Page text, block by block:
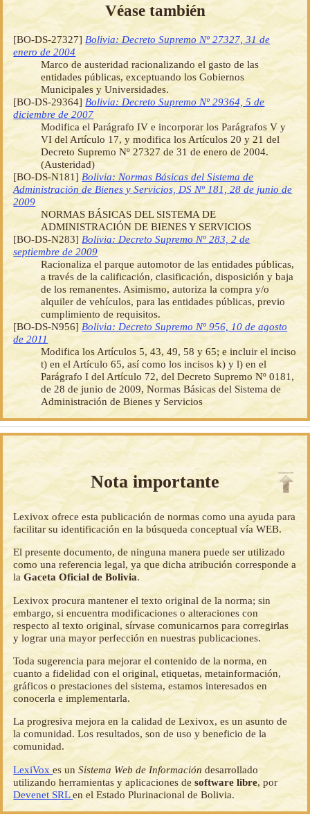
Véase también
[BO-DS-27327] Bolivia: Decreto Supremo Nº 27327, 31 de
enero de 2004
Marco de austeridad racionalizando el gasto de las
entidades públicas, exceptuando los Gobiernos
Municipales y Universidades.
[BO-DS-29364] Bolivia: Decreto Supremo Nº 29364, 5 de
diciembre de 2007
Modifica el Parágrafo IV e incorporar los Parágrafos V y
VI del Artículo 17, y modifica los Artículos 20 y 21 del
Decreto Supremo Nº 27327 de 31 de enero de 2004.
(Austeridad)
[BO-DS-N181] Bolivia: Normas Básicas del Sistema de
Administración de Bienes y Servicios, DS Nº 181, 28 de junio de
2009
NORMAS BÁSICAS DEL SISTEMA DE
ADMINISTRACIÓN DE BIENES Y SERVICIOS
[BO-DS-N283] Bolivia: Decreto Supremo Nº 283, 2 de
septiembre de 2009
Racionaliza el parque automotor de las entidades públicas,
a través de la calificación, clasificación, disposición y baja
de los remanentes. Asimismo, autoriza la compra y/o
alquiler de vehículos, para las entidades públicas, previo
cumplimiento de requisitos.
[BO-DS-N956] Bolivia: Decreto Supremo Nº 956, 10 de agosto
de 2011
Modifica los Artículos 5, 43, 49, 58 y 65; e incluir el inciso
t) en el Artículo 65, así como los incisos k) y l) en el
Parágrafo I del Artículo 72, del Decreto Supremo Nº 0181,
de 28 de junio de 2009, Normas Básicas del Sistema de
Administración de Bienes y Servicios
Nota importante
Lexivox ofrece esta publicación de normas como una ayuda para
facilitar su identificación en la búsqueda conceptual vía WEB.
El presente documento, de ninguna manera puede ser utilizado
como una referencia legal, ya que dicha atribución corresponde a
laGaceta Oficial de Bolivia.
Lexivox procura mantener el texto original de la norma; sin
embargo, si encuentra modificaciones o alteraciones con
respecto al texto original, sírvase comunicarnos para corregirlas
y lograr una mayor perfección en nuestras publicaciones.
Toda sugerencia para mejorar el contenido de la norma, en
cuanto a fidelidad con el original, etiquetas, metainformación,
gráficos o prestaciones del sistema, estamos interesados en
conocerla e implementarla.
La progresiva mejora en la calidad de Lexivox, es un asunto de
la comunidad. Los resultados, son de uso y beneficio de la
comunidad.
LexiVoxes unSistema Web de Información desarrollado
utilizando herramientas y aplicaciones desoftware libre, por
Devenet SRLen el Estado Plurinacional de Bolivia.